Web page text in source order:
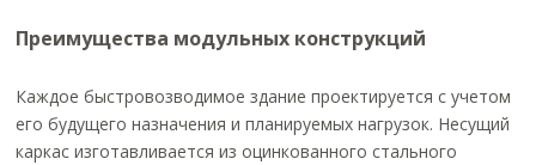
Преимущества модульных конструкций
Каждое быстровозводимое здание проектируется с учетом
его будущего назначения и планируемых нагрузок. Несущий
каркас изготавливается из оцинкованного стального